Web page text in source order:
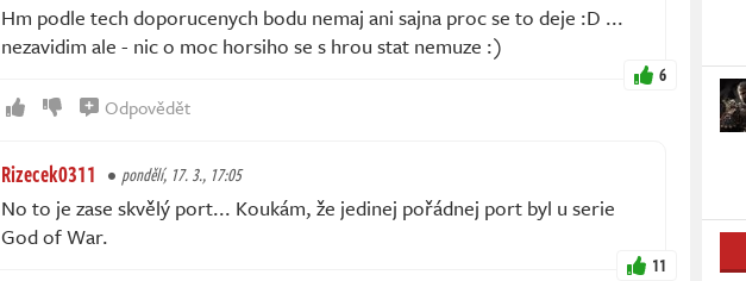
Hm podle tech doporucenych bodu nemaj ani sajna proc se to deje :D ...
nezavidim ale - nic o moc horsiho se s hrou stat nemuze :)
6
Odpovědět
Rizecek0311 pondělí, 17. 3., 17:05
No to je zase skvělý port... Koukám, že jedinej pořádnej port byl u serie
God of War.
11